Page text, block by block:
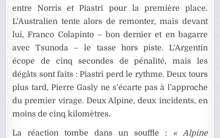
entre Norris et Piastri pour la première place.
L’Australien tente alors de remonter, mais devant
lui, Franco Colapinto – bon dernier et en bagarre
avec Tsunoda – le tasse hors piste. L’Argentin
écope de cinq secondes de pénalité, mais les
dégâts sont faits : Piastri perd le rythme. Deux tours
plus tard, Pierre Gasly ne s’écarte pas à l’approche
du premier virage. Deux Alpine, deux incidents, en
moins de cinq kilomètres.
La réaction tombe dans un souffle : « Alpine